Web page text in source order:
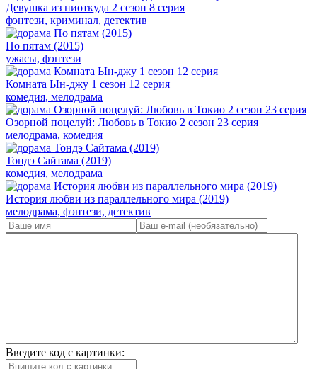
Девушка из ниоткуда 2 сезон 8 серия
фэнтези, криминал, детектив
По пятам (2015)
ужасы, фэнтези
Комната Ын-джу 1 сезон 12 серия
комедия, мелодрама
Озорной поцелуй: Любовь в Токио 2 сезон 23 серия
мелодрама, комедия
Тондэ Сайтама (2019)
комедия, мелодрама
История любви из параллельного мира (2019)
мелодрама, фэнтези, детектив
Введите код с картинки: